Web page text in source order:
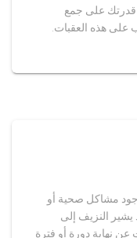
قدرتك على جمع
على هذه العقبات.
مشاكل صحية أو
النزيف إلى
نهاية دورة أو فترة